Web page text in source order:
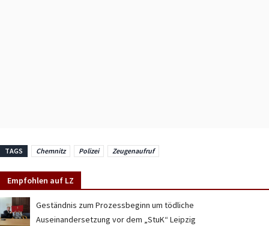
TAGS Chemnitz Polizei Zeugenaufruf
Empfohlen auf LZ
Geständnis zum Prozessbeginn um tödliche
Auseinandersetzung vor dem „StuK“ Leipzig